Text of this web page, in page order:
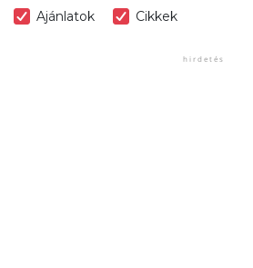
Ajánlatok Cikkek